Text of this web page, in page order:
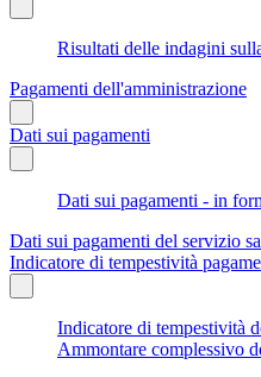
Risultati delle indagini
Pagamenti dell'amministrazione
Dati sui pagamenti
Dati sui pagamenti - in
Dati sui pagamenti del servizio
Indicatore di tempestività
Indicatore di tempestività
Ammontare complessivo